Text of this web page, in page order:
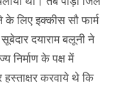
लिए इक्कीस सौ फार्म
दयाराम बलूनी ने
निर्माण के पक्ष में
हस्ताक्षर करवाये थे कि